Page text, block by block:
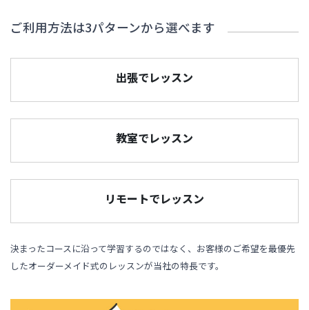
ご利用方法は3パターンから選べます
出張でレッスン
教室でレッスン
リモートでレッスン
決まったコースに沿って学習するのではなく、お客様のご希望を最優先
したオーダーメイド式のレッスンが当社の特長です。